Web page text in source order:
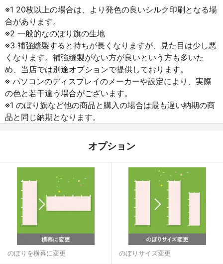
※1 20枚以上の場合は、より発色の良いシルク印刷となる場
合があります。
※2 一般的なのぼり旗の生地
※3 補強縫製すると持ちが長くなりますが、見た目は少し悪
くなります。補強縫製がない方が良いという方も多いた
め、当店では別途オプションで提供しております。
※ パソコンのディスプレイのメーカーや設定により、実際
の色と若干違う場合がございます。
※1 のぼり旗など他の商品と購入の場合は最も遅い納期の商
品と同じ納期となります。
オプション
のぼりを横幕に変更 のぼりサイズ変更